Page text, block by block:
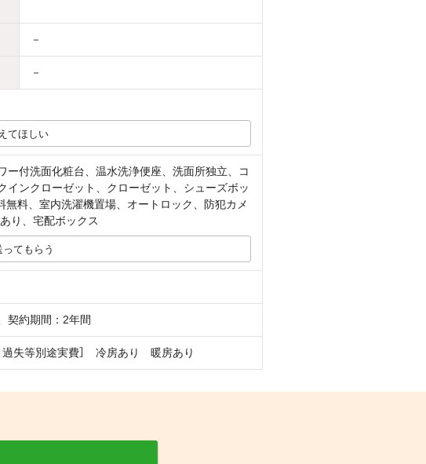
－
－
てほしい
付洗面化粧台、温水洗浄便座、洗面所独立、コ
ンクローゼット、クローゼット、シューズボッ
料、室内洗濯機置場、オートロック、防犯カメ
り、宅配ボックス
てもらう
契約期間：2年間
失等別途実費］ 冷房あり 暖房あり